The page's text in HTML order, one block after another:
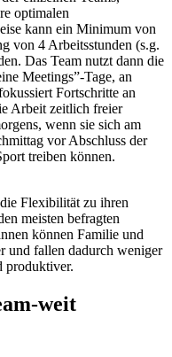
optimalen
kann ein Minimum von
von 4 Arbeitsstunden (s.g.
Das Team nutzt dann die
Meetings”-Tage, an
Fortschritte an
Arbeit zeitlich freier
wenn sie sich am
vor Abschluss der
treiben können.
Flexibilität zu ihren
meisten befragten
können Familie und
und fallen dadurch weniger
produktiver.
weit